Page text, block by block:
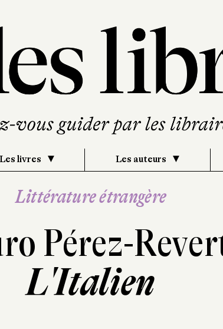
Les livres Les auteurs
Littérature étrangère
Pérez-
L'Italien